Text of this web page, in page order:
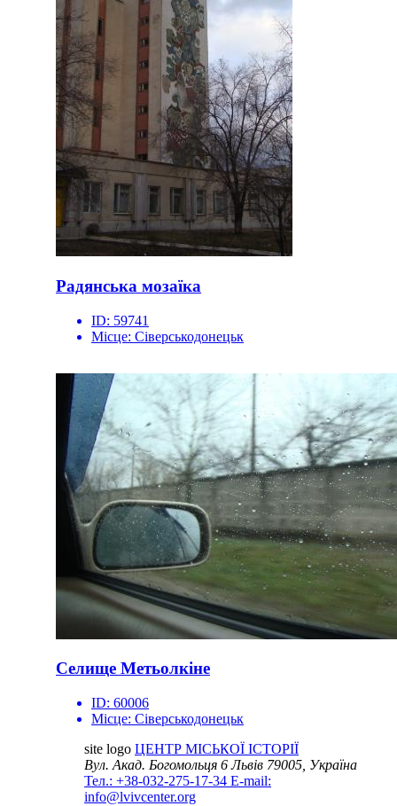
Радянська мозаїка
ID: 59741
Місце: Сіверськодонецьк
Селище Метьолкіне
ID: 60006
Місце: Сіверськодонецьк
site logo ЦЕНТР МІСЬКОЇ ІСТОРІЇ
Вул. Акад. Богомольця 6Львів 79005, Україна
Тел.: +38-032-275-17-34 E-mail:
info@lvivcenter.org